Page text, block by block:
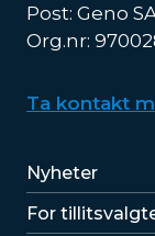
Post: Geno
Org.nr:
Ta kontakt
Lenker
Nyheter
For